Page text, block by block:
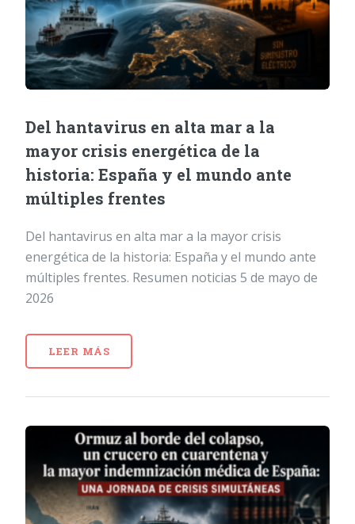
Del hantavirus en alta mar a la
mayor crisis energética de la
historia: España y el mundo ante
múltiples frentes
Del hantavirus en alta mar a la mayor crisis
energética de la historia: España y el mundo ante
múltiples frentes. Resumen noticias 5 de mayo de
2026
LEER MÁS